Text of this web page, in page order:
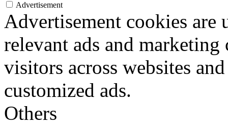
Advertisement
Advertisement cookies
relevant ads and marketing
visitors across websites
customized ads.
Others